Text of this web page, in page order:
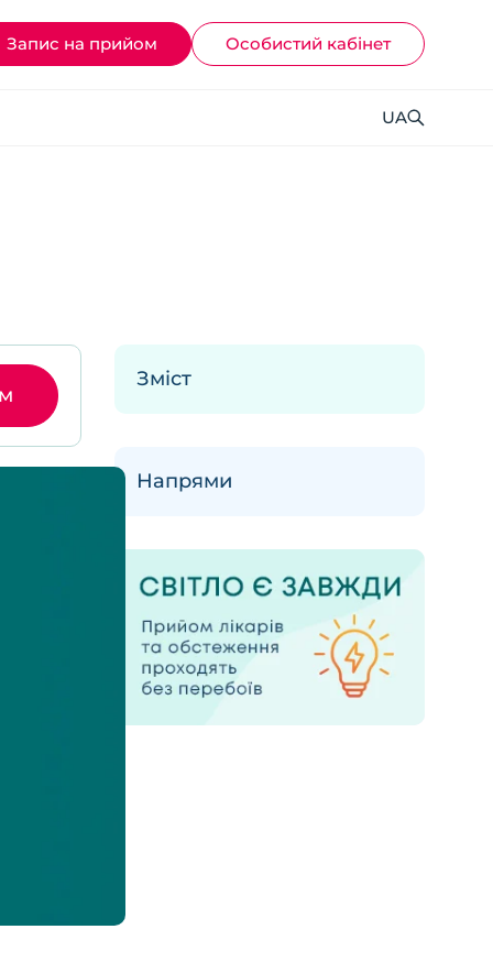
Запис на прийом Ocoбистий кабінет
UA
Зміст
Напрями